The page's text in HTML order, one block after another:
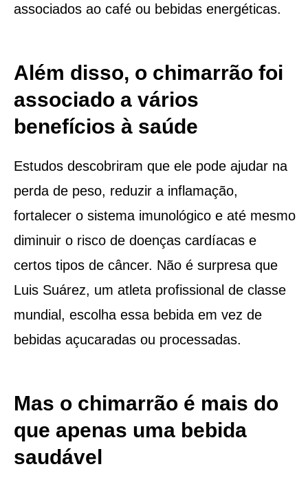
associados ao café ou bebidas energéticas.
Além disso, o chimarrão foi
associado a vários
benefícios à saúde
Estudos descobriram que ele pode ajudar na
perda de peso, reduzir a inflamação,
fortalecer o sistema imunológico e até mesmo
diminuir o risco de doenças cardíacas e
certos tipos de câncer. Não é surpresa que
Luis Suárez, um atleta profissional de classe
mundial, escolha essa bebida em vez de
bebidas açucaradas ou processadas.
Mas o chimarrão é mais do
que apenas uma bebida
saudável